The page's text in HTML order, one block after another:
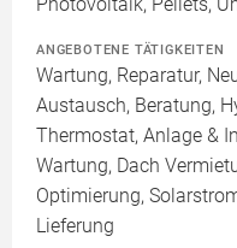
ANGEBOTENE TÄTIGKEITEN
Wartung, Reparatur,
Austausch, Beratung,
Thermostat, Anlage &
Wartung, Dach
Optimierung,
Lieferung